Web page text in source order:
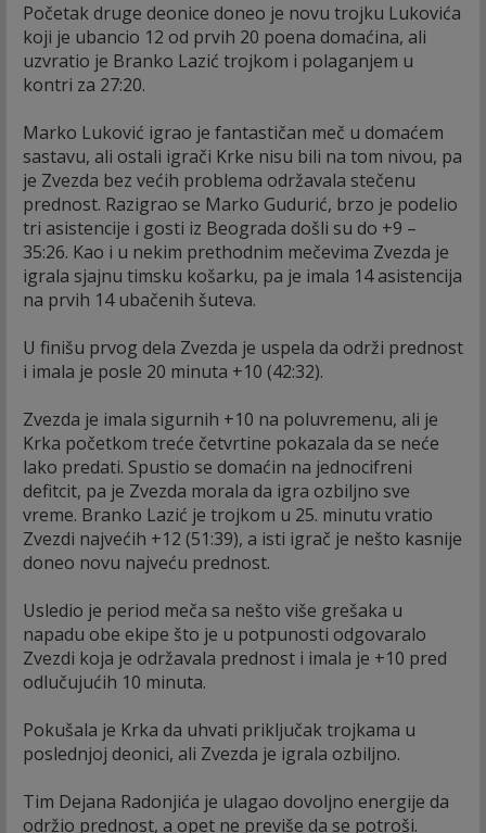
Početak druge deonice doneo je novu trojku Lukovića
koji je ubancio 12 od prvih 20 poena domaćina, ali
uzvratio je Branko Lazić trojkom i polaganjem u
kontri za 27:20.
Marko Luković igrao je fantastičan meč u domaćem
sastavu, ali ostali igrači Krke nisu bili na tom nivou, pa
je Zvezda bez većih problema održavala stečenu
prednost. Razigrao se Marko Gudurić, brzo je podelio
tri asistencije i gosti iz Beograda došli su do +9 –
35:26. Kao i u nekim prethodnim mečevima Zvezda je
igrala sjajnu timsku košarku, pa je imala 14 asistencija
na prvih 14 ubačenih šuteva.
U finišu prvog dela Zvezda je uspela da održi prednost
i imala je posle 20 minuta +10 (42:32).
Zvezda je imala sigurnih +10 na poluvremenu, ali je
Krka početkom treće četvrtine pokazala da se neće
lako predati. Spustio se domaćin na jednocifreni
defitcit, pa je Zvezda morala da igra ozbiljno sve
vreme. Branko Lazić je trojkom u 25. minutu vratio
Zvezdi najvećih +12 (51:39), a isti igrač je nešto kasnije
doneo novu najveću prednost.
Usledio je period meča sa nešto više grešaka u
napadu obe ekipe što je u potpunosti odgovaralo
Zvezdi koja je održavala prednost i imala je +10 pred
odlučujućih 10 minuta.
Pokušala je Krka da uhvati priključak trojkama u
poslednjoj deonici, ali Zvezda je igrala ozbiljno.
Tim Dejana Radonjića je ulagao dovoljno energije da
održio prednost, a opet ne previše da se potroši.